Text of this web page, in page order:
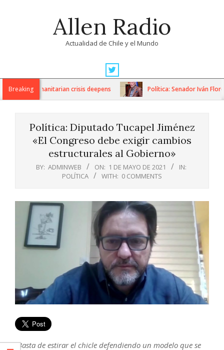
Allen Radio
Actualidad de Chile y el Mundo
Navigation
MenuBreaking
as humanitarian crisis deepens Política: Senador Iván Flores
Política: Diputado Tucapel Jiménez
«El Congreso debe exigir cambios
estructurales al Gobierno»
BY: ADMINWEB ON: 1 DE MAYO DE 2021
IN:
POLÍTICA
WITH: 0 COMMENTS
“Basta de estirar el chicle defendiendo un modelo que se